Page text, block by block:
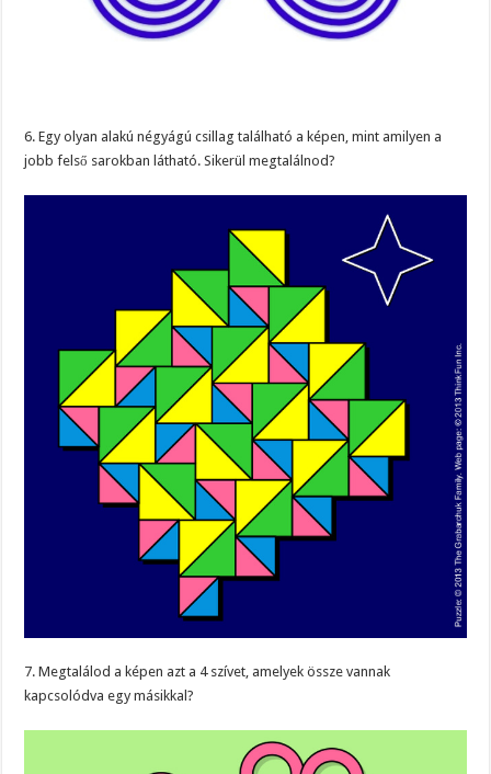
6. Egy olyan alakú négyágú csillag található a képen, mint amilyen a
jobb felső sarokban látható. Sikerül megtalálnod?
7. Megtalálod a képen azt a 4 szívet, amelyek össze vannak
kapcsolódva egy másikkal?